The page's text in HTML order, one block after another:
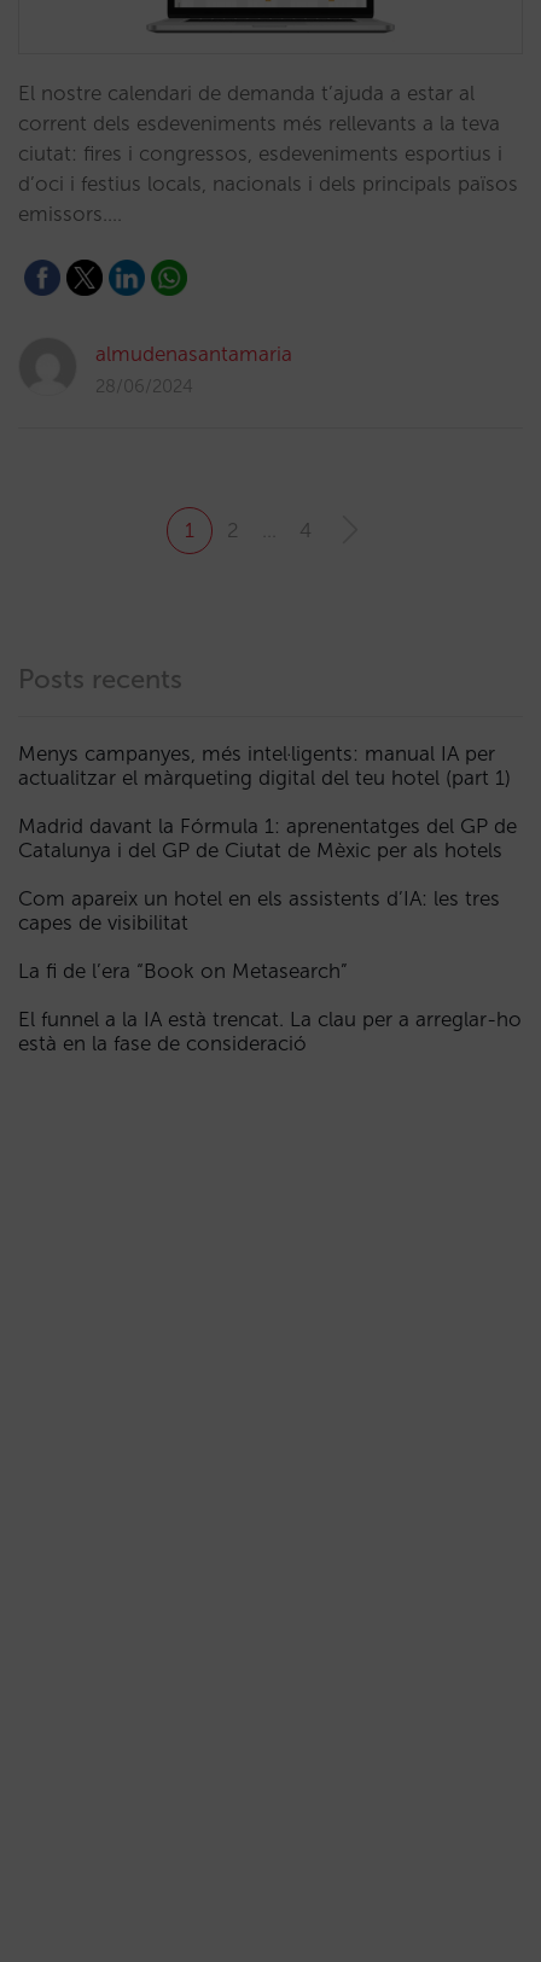
El nostre calendari de demanda t’ajuda a estar al
corrent dels esdeveniments més rellevants a la teva
ciutat: fires i congressos, esdeveniments esportius i
d’oci i festius locals, nacionals i dels principals països
emissors.…
almudenasantamaria
28/06/2024
1 2 4
Posts recents
Menys campanyes, més intel·ligents: manual IA per
actualitzar el màrqueting digital del teu hotel (part 1)
Madrid davant la Fórmula 1: aprenentatges del GP de
Catalunya i del GP de Ciutat de Mèxic per als hotels
Com apareix un hotel en els assistents d’IA: les tres
capes de visibilitat
La fi de l’era “Book on Metasearch”
El funnel a la IA està trencat. La clau per a arreglar-ho
està en la fase de consideració